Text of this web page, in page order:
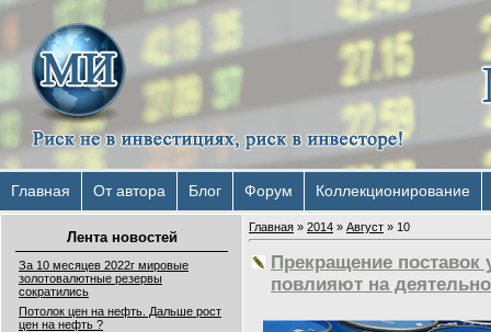
Главная От автора Блог Форум Коллекционирование
Лента новостей
За 10 месяцев 2022г мировые
золотовалютные резервы
сократились
Потолок цен на нефть. Дальше рост
цен на нефть ?
Главная » 2014 » Август » 10
Прекращение поставок
повлияют на